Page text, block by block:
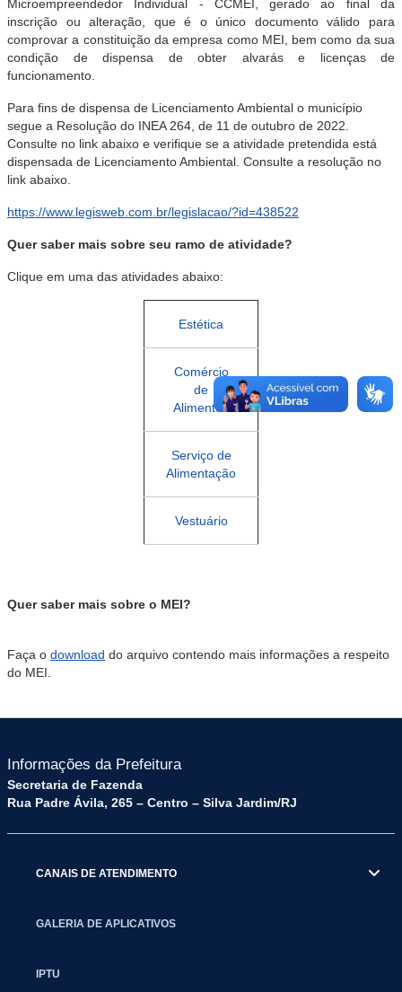
Microempreendedor Individual - CCMEI, gerado ao final da
inscrição ou alteração, que é o único documento válido para
comprovar a constituição da empresa como MEI, bem como da sua
condição de dispensa de obter alvarás e licenças de
funcionamento.
Para fins de dispensa de Licenciamento Ambiental o município
segue a Resolução do INEA 264, de 11 de outubro de 2022.
Consulte no link abaixo e verifique se a atividade pretendida está
dispensada de Licenciamento Ambiental. Consulte a resolução no
link abaixo.
https://www.legisweb.com.br/legislacao/?id=438522
Quer saber mais sobre seu ramo de atividade?
Clique em uma das atividades abaixo:
Estética
Comércio
de
Alimentos
Serviço de
Alimentação
Vestuário
Quer saber mais sobre o MEI?
Faça o download do arquivo contendo mais informações a respeito
do MEI.
Informações da Prefeitura
Secretaria de Fazenda
Rua Padre Ávila, 265 – Centro – Silva Jardim/RJ
CANAIS DE ATENDIMENTO
GALERIA DE APLICATIVOS
IPTU